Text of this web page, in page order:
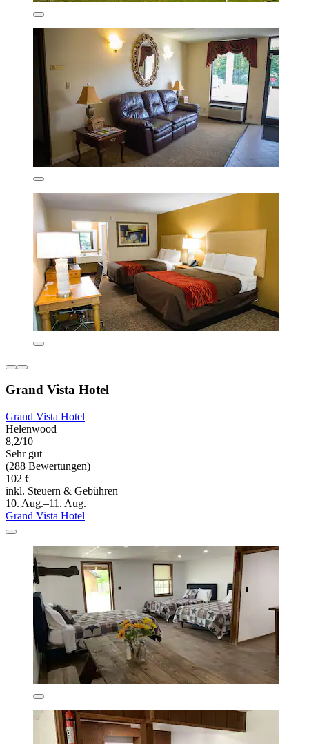
Grand Vista Hotel
Grand Vista Hotel
Helenwood
8,2/10
Sehr gut
(288 Bewertungen)
102 €
inkl. Steuern & Gebühren
10. Aug.–11. Aug.
Grand Vista Hotel